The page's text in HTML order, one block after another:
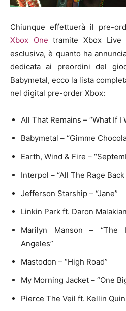
Chiunque effettuerà il pre-
Xbox One tramite Xbox
esclusiva, è quanto ha
dedicata ai preordini del
Babymetal, ecco la lista
nel digital pre-order Xbox:
All That Remains – “What If I
Babymetal – “Gimme
Earth, Wind & Fire –
Interpol – “All The Rage Back
Jefferson Starship – “Jane”
Linkin Park ft. Daron
Marilyn Manson – “The
Angeles”
Mastodon – “High Road”
My Morning Jacket – “One
Pierce The Veil ft. Kellin